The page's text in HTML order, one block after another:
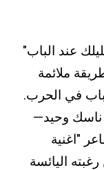
عند الباب"
ملائمة
في الحرب.
ناسك وحيد—
"اغنية
اليائسة